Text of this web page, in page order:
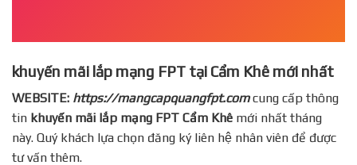
khuyến mãi lắp mạng FPT tại Cẩm Khê mới nhất
WEBSITE: https://mangcapquangfpt.comcung cấp thông
tin khuyến mãi lắp mạng FPT Cẩm Khê mới nhất tháng
này. Quý khách lựa chọn đăng ký liên hệ nhân viên để được
tư vấn thêm.